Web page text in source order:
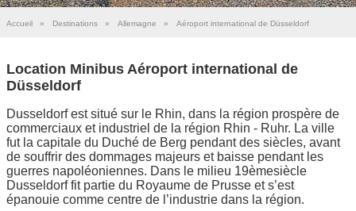
Accueil » Destinations » Allemagne » Aéroport international de Düsseldorf
Location Minibus Aéroport international de
Düsseldorf
Dusseldorf est situé sur le Rhin, dans la région prospère de
commerciaux et industriel de la région Rhin - Ruhr. La ville
fut la capitale du Duché de Berg pendant des siècles, avant
de souffrir des dommages majeurs et baisse pendant les
guerres napoléoniennes. Dans le milieu 19èmesiècle
Dusseldorf fit partie du Royaume de Prusse et s’est
épanouie comme centre de l’industrie dans la région.